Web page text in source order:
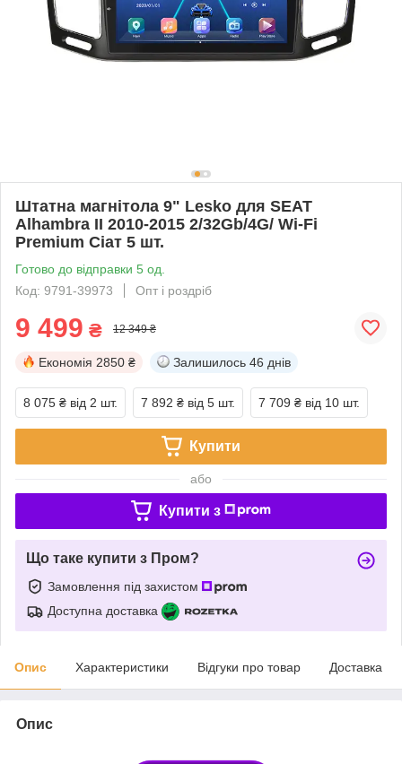
Штатна магнітола 9" Lesko для SEAT
Alhambra II 2010-2015 2/32Gb/4G/ Wi-Fi
Premium Сіат 5 шт.
Готово до відправки 5 од.
Код: 9791-39973
Опт і роздріб
9 499 ₴ 12 349 ₴
Економія 2850 ₴ Залишилось 46 днів
8 075 ₴ від 2 шт. 7 892 ₴ від 5 шт. 7 709 ₴ від 10 шт.
Купити
або
Купити з
Що таке купити з Пром?
Замовлення під захистом
Доступна доставка
Опис Характеристики Відгуки про товар Доставка
Опис